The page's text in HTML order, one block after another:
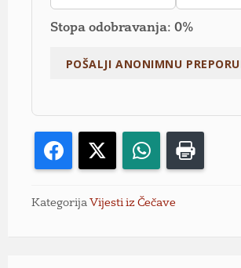
Stopa odobravanja: 0%
Facebook WhatsApp
Kategorija Vijesti iz Čečave